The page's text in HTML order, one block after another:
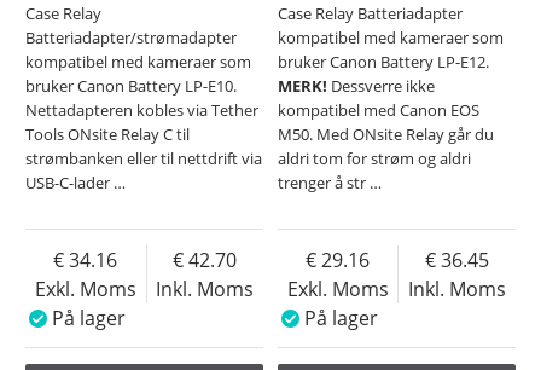
Case Relay
Batteriadapter/strømadapter
kompatibel med kameraer som
bruker Canon Battery LP-E10.
Nettadapteren kobles via Tether
Tools ONsite Relay C til
strømbanken eller til nettdrift via
USB-C-lader …
Exkl. Moms
34.16
Inkl. Moms
42.70
På lager
Case Relay Batteriadapter
kompatibel med kameraer som
bruker Canon Battery LP-E12.
MERK! Dessverre ikke
kompatibel med Canon EOS
M50. Med ONsite Relay går du
aldri tom for strøm og aldri
trenger å str …
Exkl. Moms
29.16
Inkl. Moms
36.45
På lager